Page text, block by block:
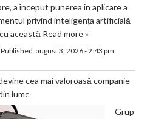
a început punerea în aplicare a
privind inteligența artificială
această Read more »
Published:august 3, 2026 - 2:43 pm
cea mai valoroasă companie
lume
Grup